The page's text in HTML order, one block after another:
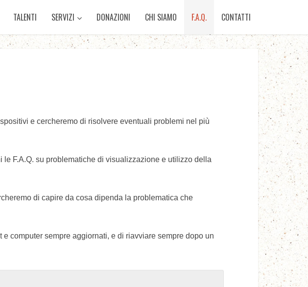
TALENTI SERVIZI DONAZIONI CHI SIAMO F.A.Q. CONTATTI
e cercheremo di risolvere eventuali problemi nel più
F.A.Q. su problematiche di visualizzazione e utilizzo della
di capire da cosa dipenda la problematica che
computer sempre aggiornati, e di riavviare sempre dopo un